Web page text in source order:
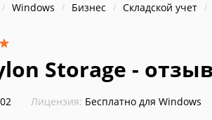
Windows Бизнес Складской учет
Storage -
Лицензия: Бесплатно для Windows